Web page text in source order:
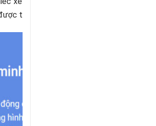
thông báo ngay lập tức.